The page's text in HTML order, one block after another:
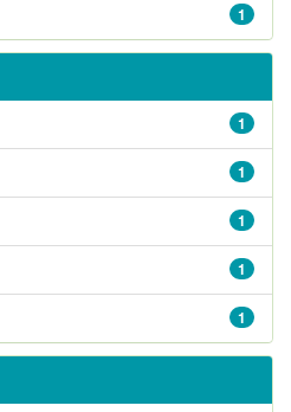
1
1
1
1
1
1